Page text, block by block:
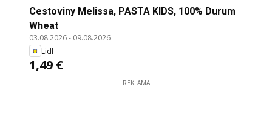
Cestoviny Melissa, PASTA KIDS, 100% Durum
Wheat
03.08.2026- 09.08.2026
Lidl
1,49 €
REKLAMA